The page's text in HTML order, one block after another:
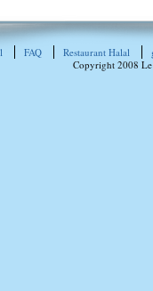
FAQ Restaurant Halal
Copyright 2008